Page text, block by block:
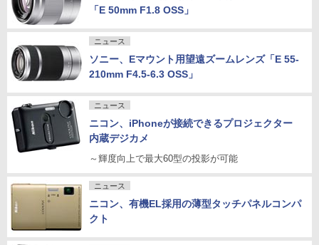
「E 50mm F1.8 OSS」
ニュース
ソニー、Eマウント用望遠ズームレンズ「E 55-
210mm F4.5-6.3 OSS」
ニュース
ニコン、iPhoneが接続できるプロジェクター
内蔵デジカメ
～輝度向上で最大60型の投影が可能
ニュース
ニコン、有機EL採用の薄型タッチパネルコンパ
クト